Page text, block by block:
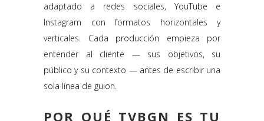
adaptado a redes sociales, YouTube e
Instagram con formatos horizontales y
verticales. Cada producción empieza por
entender al cliente — sus objetivos, su
público y su contexto — antes de escribir una
sola línea de guion.
POR QUÉ TVBGN ES TU